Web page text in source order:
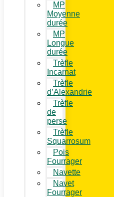
MP
Moyenne
durée
MP
Longue
durée
Trèfle
Incarnat
Trèfle
d’Alexandrie
Trèfle
de
perse
Trèfle
Squarrosum
Pois
Fourrager
Navette
Navet
Fourrager